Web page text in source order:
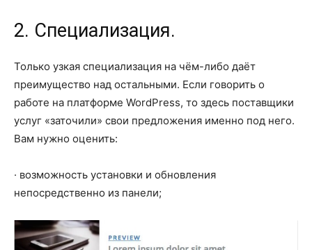
2. Специализация.
Только узкая специализация на чём-либо даёт
преимущество над остальными. Если говорить о
работе на платформе WordPress, то здесь поставщики
услуг «заточили» свои предложения именно под него.
Вам нужно оценить:
· возможность установки и обновления
непосредственно из панели;